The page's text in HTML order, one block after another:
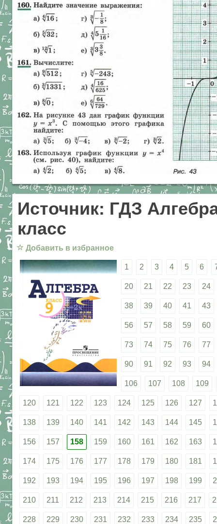
Источник: ГДЗ
класс
☆ Добавить в избранное
1 2 3 4 5 6
20 21 22 23 24
38 39 40 41 43
56 57 58 59 60
73 74 75 76 77
90 91 92 93 94
106 107 108 109
120 121 122 123 124 125 126 127
138 139 140 141 142 143 144 145
156 157 158 159 160 161 162 163
174 175 176 177 178 179 180 181
192 193 194 195 196 197 198 199
210 211 212 213 214 215 216 217
228 229 230 231 232 233 234 235